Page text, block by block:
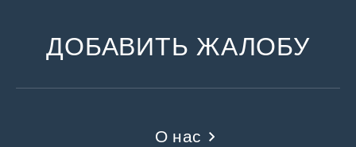
ДОБАВИТЬ ЖАЛОБУ
О нас